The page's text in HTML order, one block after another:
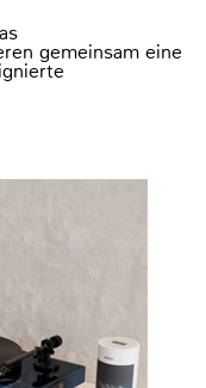
gemeinsam eine